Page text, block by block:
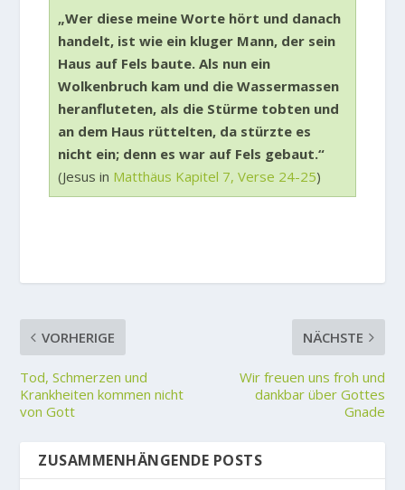
„Wer diese meine Worte hört und danach
handelt, ist wie ein kluger Mann, der sein
Haus auf Fels baute. Als nun ein
Wolkenbruch kam und die Wassermassen
heranfluteten, als die Stürme tobten und
an dem Haus rüttelten, da stürzte es
nicht ein; denn es war auf Fels gebaut.“
(Jesus in Matthäus Kapitel 7, Verse 24-25)
VORHERIGE
Tod, Schmerzen und
Krankheiten kommen nicht
von Gott
NÄCHSTE
Wir freuen uns froh und
dankbar über Gottes
Gnade
ZUSAMMENHÄNGENDE POSTS